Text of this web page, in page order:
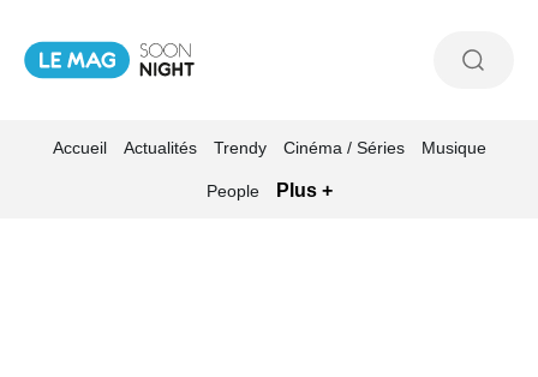
Accueil Actualités Trendy Cinéma / Séries Musique
People Plus +